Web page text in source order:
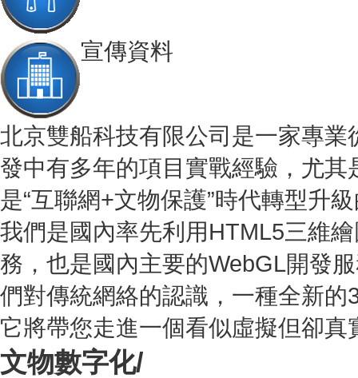
宣傳資料
北京雙船科技有限公司是一家專
發中有多年的項目實戰經驗，尤
是“互聯網+文物保護”時代轉型升
我們是國內率先利用HTML5三維
務，也是國內主要的WebGL開發
們對傳統網絡的認識，一種全新
它將帶您走進一個看似虛擬但卻真
文物數字化/